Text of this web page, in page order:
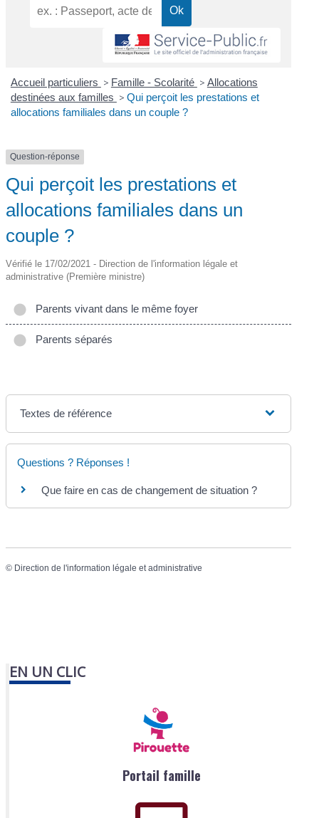
Accueil particuliers > Famille - Scolarité > Allocations
destinées aux familles > Qui perçoit les prestations et
allocations familiales dans un couple ?
Question-réponse
Qui perçoit les prestations et
allocations familiales dans un
couple ?
Vérifié le 17/02/2021 - Direction de l'information légale et
administrative (Première ministre)
Parents vivant dans le même foyer
Parents séparés
Textes de référence
Questions ? Réponses !
Que faire en cas de changement de situation ?
© Direction de l'information légale et administrative
EN UN CLIC
Portail famille